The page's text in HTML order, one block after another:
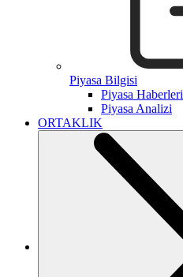
Piyasa Bilgisi
Piyasa Haberleri
Piyasa Analizi
ORTAKLIK